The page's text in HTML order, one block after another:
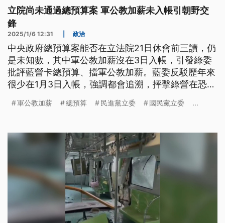
立院尚未通過總預算案 軍公教加薪未入帳引朝野交
鋒
2025/1/6 12:31 政治
中央政府總預算案能否在立法院21日休會前三讀，仍
是未知數，其中軍公教加薪沒在3日入帳，引發綠委
批評藍營卡總預算、擋軍公教加薪。藍委反駁歷年來
很少在1月3日入帳，強調都會追溯，抨擊綠營在恐嚇
（7）日院會就應該讓總預算三讀。
軍公教加薪 總預算 民進黨立委 國民黨立委 ...